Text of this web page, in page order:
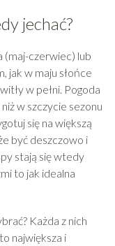
jechać?
(maj-czerwiec) lub
jak w maju słońce
w pełni. Pogoda
w szczycie sezonu
się na większą
być deszczowo i
stają się wtedy
to jak idealna
Każda z nich
największa i